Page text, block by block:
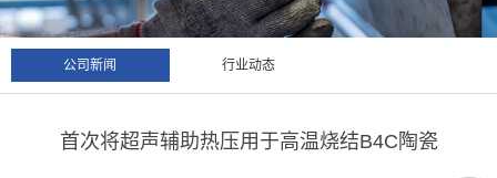
公司新闻 行业动态
首次将超声辅助热压用于高温烧结B4C陶瓷